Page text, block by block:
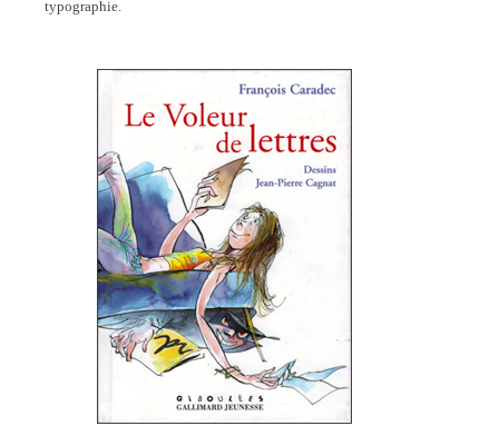
typographie.